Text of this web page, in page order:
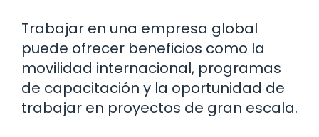
Trabajar en una empresa global
puede ofrecer beneficios como la
movilidad internacional, programas
de capacitación y la oportunidad de
trabajar en proyectos de gran escala.